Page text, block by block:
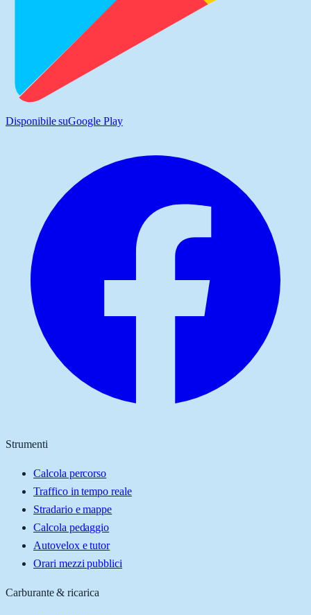
Disponibile suGoogle Play
Strumenti
Calcola percorso
Traffico in tempo reale
Stradario e mappe
Calcola pedaggio
Autovelox e tutor
Orari mezzi pubblici
Carburante & ricarica